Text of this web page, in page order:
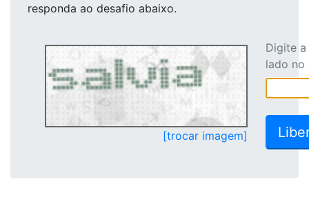
responda ao desafio abaixo.
[trocar imagem]
Digite
lado no